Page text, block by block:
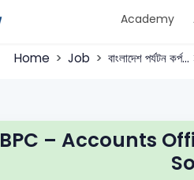
Academy
Home Job বাংলাদেশ পর্যটন
BPC – Accounts